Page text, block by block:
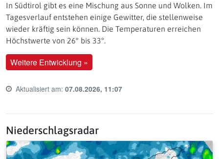
In Südtirol gibt es eine Mischung aus Sonne und Wolken. Im
Tagesverlauf entstehen einige Gewitter, die stellenweise
wieder kräftig sein können. Die Temperaturen erreichen
Höchstwerte von 26° bis 33°.
Weitere Entwicklung »
Last update time:
Aktualisiert am: 07.08.2026, 11:07
Niederschlagsradar